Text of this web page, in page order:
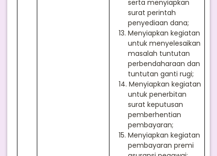
serta menyiapkan
surat perintah
penyediaan dana;
13. Menyiapkan kegiatan
untuk menyelesaikan
masalah tuntutan
perbendaharaan dan
tuntutan ganti rugi;
14. Menyiapkan kegiatan
untuk penerbitan
surat keputusan
pemberhentian
pembayaran;
15. Menyiapkan kegiatan
pembayaran premi